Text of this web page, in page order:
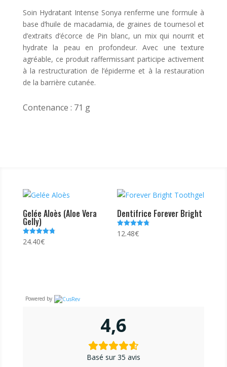
Soin Hydratant Intense Sonya renferme une formule à
base d’huile de macadamia, de graines de tournesol et
d’extraits d’écorce de Pin blanc, un mix qui nourrit et
hydrate la peau en profondeur. Avec une texture
agréable, ce produit raffermissant participe activement
à la restructuration de l’épiderme et à la restauration
de la barrière cutanée.
Contenance : 71 g
Gelée Aloès (Aloe Vera
Gelly)
Note
4.81
24.40€
Dentifrice Forever Bright
Note
4.74
12.48€
Powered by
4,6
Basé sur 35 avis